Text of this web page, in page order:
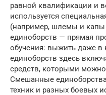
равной квалификации и
используется
(например, шлемы и капы
единоборств — прямая
обучения: выжить даже в
единоборств здесь
средств, которыми
Смешанные
техник и разных боевых